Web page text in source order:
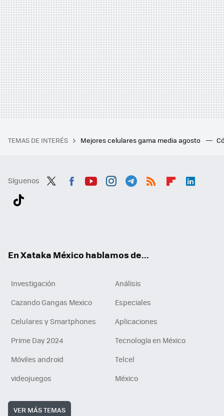
TEMAS DE INTERÉS Mejores celulares gama media agosto
Síguenos
En Xataka México hablamos de...
Investigación
Análisis
Cazando Gangas Mexico
Especiales
Celulares y Smartphones
Aplicaciones
Prime Day 2024
Tecnología en México
Móviles android
Telcel
videojuegos
México
VER MÁS TEMAS